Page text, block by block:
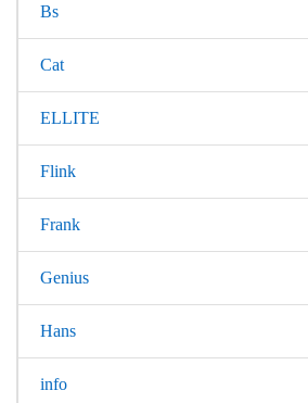
Bs
Cat
ELLITE
Flink
Frank
Genius
Hans
info